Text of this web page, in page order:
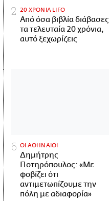
20 ΧΡΟΝΙΑ LIFO
Από όσα βιβλία διάβασες
τα τελευταία 20 χρόνια,
αυτό ξεχωρίζεις
ΟΙ ΑΘΗΝΑΙΟΙ
Δημήτρης
Ποτηρόπουλος: «Με
φοβίζει ότι
αντιμετωπίζουμε την
πόλη με αδιαφορία»